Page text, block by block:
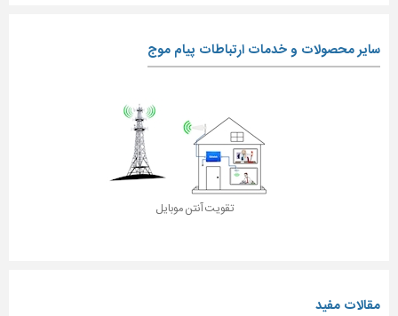
سایر محصولات و خدمات ارتباطات پیام موج
تقویت آنتن موبایل
مقالات مفید